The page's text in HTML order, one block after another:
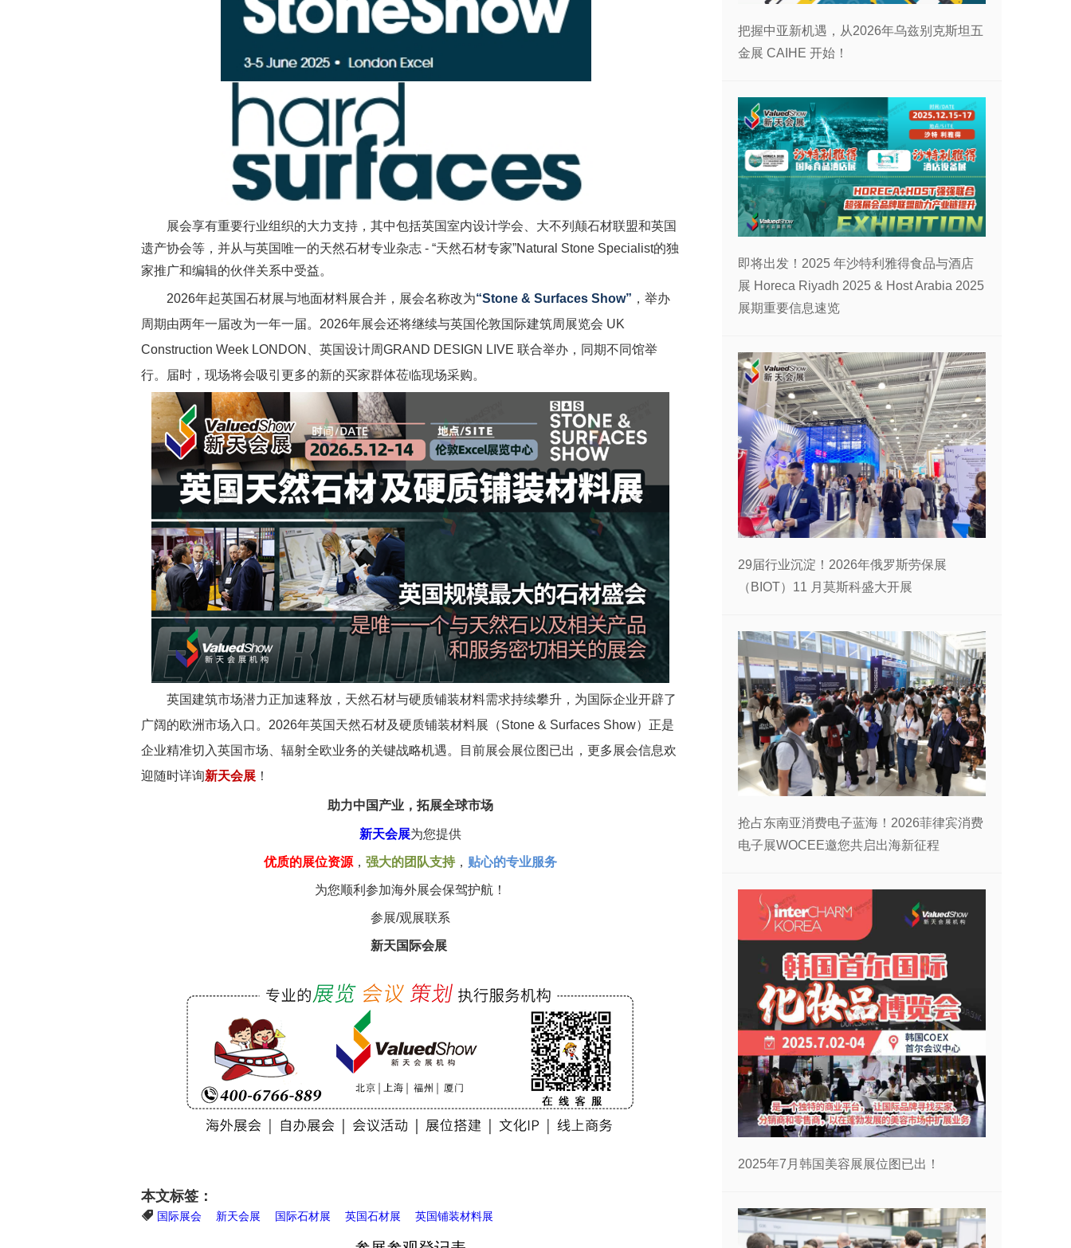
展会享有重要行业组织的大力支持，其中包括英国室内设计学会、大不列颠石材联盟和英国
遗产协会等，并从与英国唯一的天然石材专业杂志 - “天然石材专家”Natural Stone Specialist的独
家推广和编辑的伙伴关系中受益。
2026年起英国石材展与地面材料展合并，展会名称改为“Stone & Surfaces Show” ，举办
周期由两年一届改为一年一届。2026年展会还将继续与英国伦敦国际建筑周展览会 UK
Construction Week LONDON
、英国设计周GRAND DESIGN LIVE 联合举办，同期不同馆举
行。届时，现场将会吸引更多的新的买家群体莅临现场采购。
英国建筑市场潜力正加速释放，天然石材与硬质铺装材料需求持续攀升，为国际企业开辟了
广阔的欧洲市场入口。 2026年英国天然石材及硬质铺装材料展（Stone & Surfaces Show） 正是
企业精准切入英国市场、辐射全欧业务的关键战略机遇。
目前展会展位图已出，更多展会信息欢
迎随时详询新天会展 ！
助力中国产业，拓展全球市场
新天会展为您提供
优质的展位资源， 强大的团队支持， 贴心的专业服务
为您顺利参加海外展会保驾护航！
参展/观展联系
新天国际会展
本文标签：
国际展会 新天会展 国际石材展 英国石材展 英国铺装材料展
把握中亚新机遇，从2026年乌兹别克斯坦五
金展 CAIHE 开始！
即将出发！2025 年沙特利雅得食品与酒店
展 Horeca Riyadh 2025 & Host Arabia 2025
展期重要信息速览
29届行业沉淀！2026年俄罗斯劳保展
（BIOT）11 月莫斯科盛大开展
抢占东南亚消费电子蓝海！2026菲律宾消费
电子展WOCEE邀您共启出海新征程
2025年7月韩国美容展展位图已出！